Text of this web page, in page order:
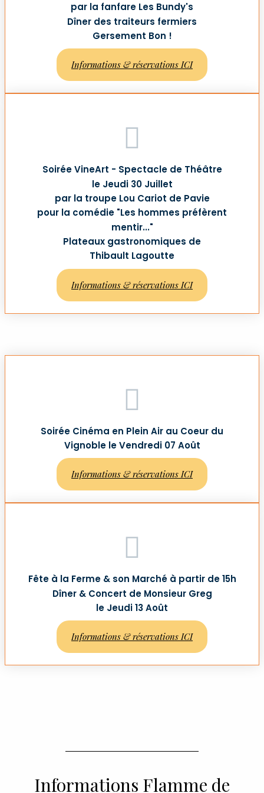
par la fanfare Les Bundy's
Dîner des traiteurs fermiers
Gersement Bon !
Informations & réservations ICI
Soirée VineArt - Spectacle de Théâtre
le Jeudi 30 Juillet
par la troupe Lou Cariot de Pavie
pour la comédie "Les hommes préfèrent
mentir..."
Plateaux gastronomiques de
Thibault Lagoutte
Informations & réservations ICI
Soirée Cinéma en Plein Air au Coeur du
Vignoble le Vendredi 07 Août
Informations & réservations ICI
Fête à la Ferme & son Marché à partir de 15h
Dîner & Concert de Monsieur Greg
le Jeudi 13 Août
Informations & réservations ICI
Informations Flamme de